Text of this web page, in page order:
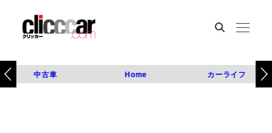
中古車 Home カーライフ